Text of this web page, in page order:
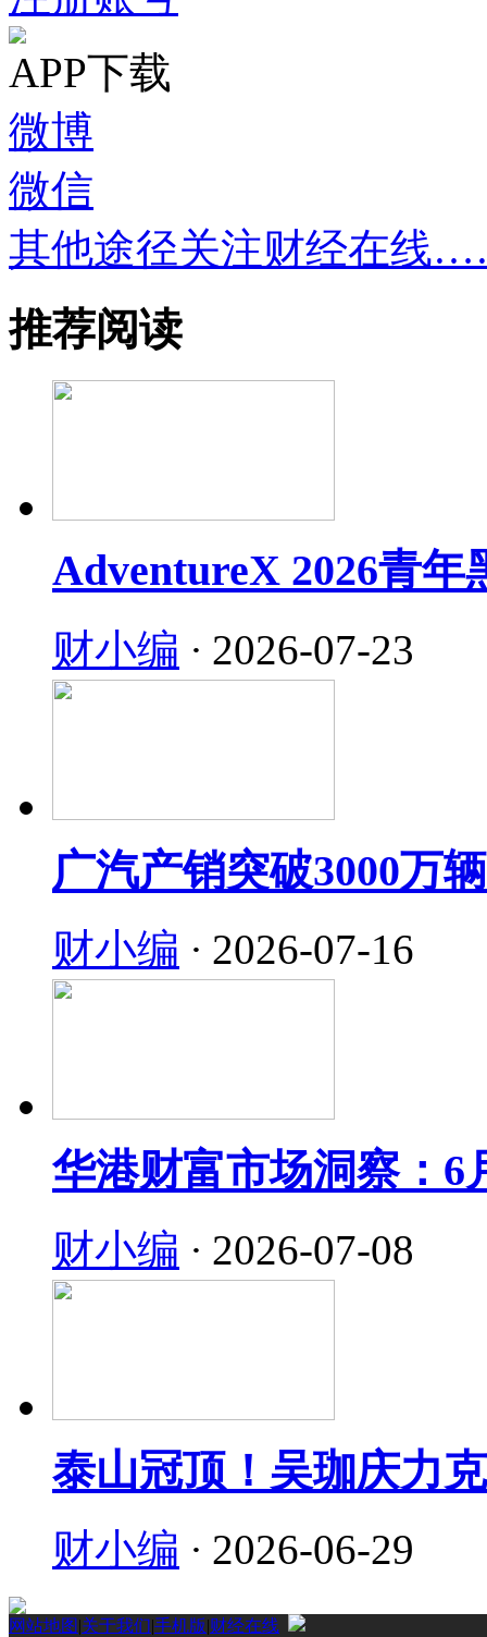
APP下载
微博
微信
其他途径关注财经在线
推荐阅读
AdventureX 2026青
财小编 · 2026-07-23
广汽产销突破3000万
财小编 · 2026-07-16
华港财富市场洞察：6
财小编 · 2026-07-08
泰山冠顶！吴珈庆力
财小编 · 2026-06-29
网站地图 |关于我们|手机版|财经在线